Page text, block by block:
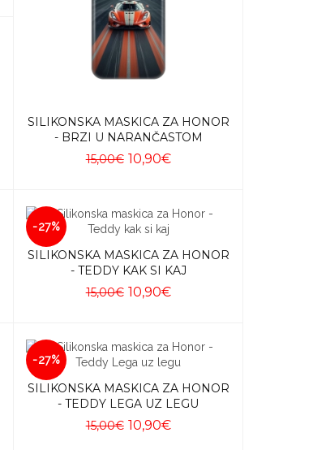
SILIKONSKA MASKICA ZA HONOR
- BRZI U NARANČASTOM
15,00€ 10,90€
-27%
SILIKONSKA MASKICA ZA HONOR
- TEDDY KAK SI KAJ
15,00€ 10,90€
-27%
SILIKONSKA MASKICA ZA HONOR
- TEDDY LEGA UZ LEGU
15,00€ 10,90€